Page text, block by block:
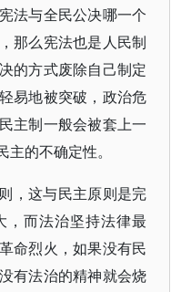
法与全民公决哪一个
那么宪法也是人民制
的方式废除自己制定
易地被突破，政治危
主制一般会被套上一
的不确定性。
，这与民主原则是完
，而法治坚持法律最
命烈火，如果没有民
有法治的精神就会烧